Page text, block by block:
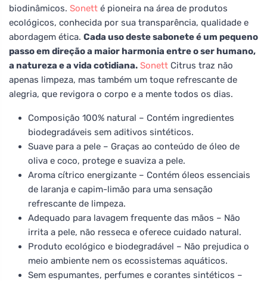
biodinâmicos. Sonett é pioneira na área de produtos
ecológicos, conhecida por sua transparência, qualidade e
abordagem ética. Cada uso deste sabonete é um pequeno
passo em direção a maior harmonia entre o ser humano,
a natureza e a vida cotidiana. Sonett Citrus traz não
apenas limpeza, mas também um toque refrescante de
alegria, que revigora o corpo e a mente todos os dias.
Composição 100% natural – Contém ingredientes
biodegradáveis sem aditivos sintéticos.
Suave para a pele – Graças ao conteúdo de óleo de
oliva e coco, protege e suaviza a pele.
Aroma cítrico energizante – Contém óleos essenciais
de laranja e capim-limão para uma sensação
refrescante de limpeza.
Adequado para lavagem frequente das mãos – Não
irrita a pele, não resseca e oferece cuidado natural.
Produto ecológico e biodegradável – Não prejudica o
meio ambiente nem os ecossistemas aquáticos.
Sem espumantes, perfumes e corantes sintéticos –